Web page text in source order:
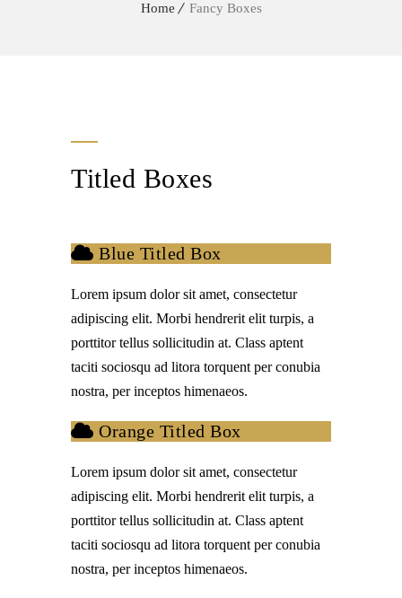
Home Fancy Boxes
Titled Boxes
Blue Titled Box
Lorem ipsum dolor sit amet, consectetur
adipiscing elit. Morbi hendrerit elit turpis, a
porttitor tellus sollicitudin at. Class aptent
taciti sociosqu ad litora torquent per conubia
nostra, per inceptos himenaeos.
Orange Titled Box
Lorem ipsum dolor sit amet, consectetur
adipiscing elit. Morbi hendrerit elit turpis, a
porttitor tellus sollicitudin at. Class aptent
taciti sociosqu ad litora torquent per conubia
nostra, per inceptos himenaeos.